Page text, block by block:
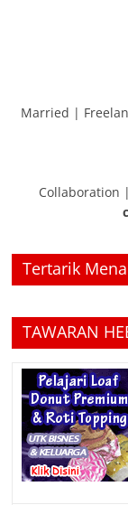
Married |
Collaboration
Tertarik
TAWARAN